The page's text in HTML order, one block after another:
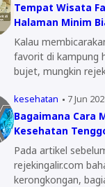
Tempat Wisata
Halaman Minim
Kalau
favorit di kampung
kesehatan 7 Jun
Bagaimana Cara
Kesehatan
Pada artikel
rejekingalir.com bahas tentang
kerongkongan,